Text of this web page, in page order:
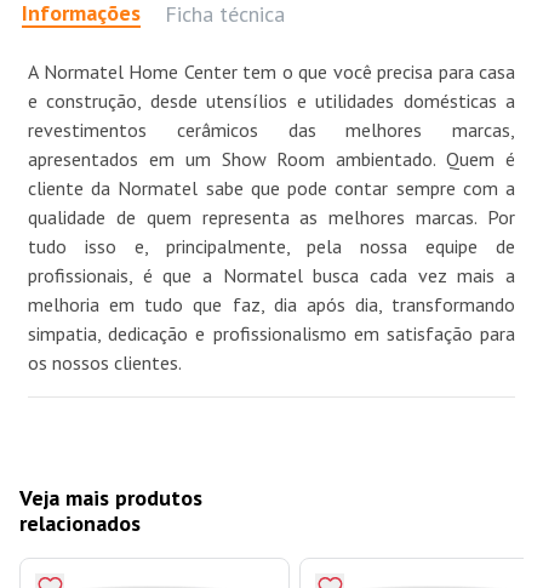
Informações Ficha técnica
A Normatel Home Center tem o que você precisa para casa
e construção, desde utensílios e utilidades domésticas a
revestimentos cerâmicos das melhores marcas,
apresentados em um Show Room ambientado. Quem é
cliente da Normatel sabe que pode contar sempre com a
qualidade de quem representa as melhores marcas. Por
tudo isso e, principalmente, pela nossa equipe de
profissionais, é que a Normatel busca cada vez mais a
melhoria em tudo que faz, dia após dia, transformando
simpatia, dedicação e profissionalismo em satisfação para
os nossos clientes.
Veja mais produtos
relacionados